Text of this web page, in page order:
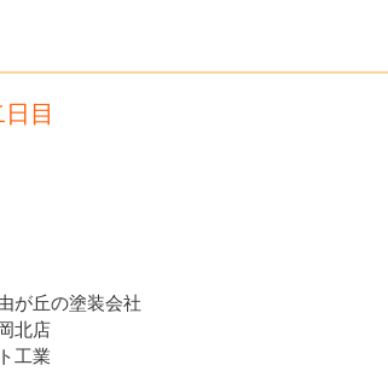
目
が丘の塗装会社
北店
工業